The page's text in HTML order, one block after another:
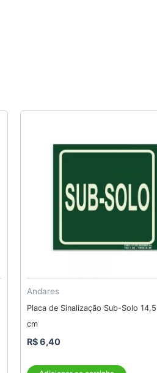
Andares
Placa de Sinalização Sub-Solo
cm
R$6,40